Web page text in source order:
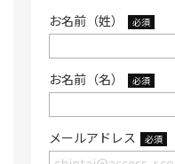
お名前（姓） 必須
お名前（名） 必須
メールアドレス 必須